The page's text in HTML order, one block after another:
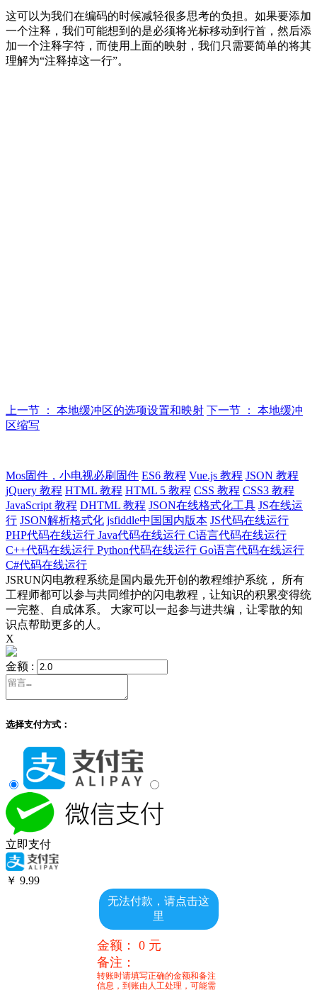
这可以为我们在编码的时候减轻很多思考的负担。如果要添加
一个注释，我们可能想到的是必须将光标移动到行首，然后添
加一个注释字符，而使用上面的映射，我们只需要简单的将其
理解为“注释掉这一行”。
上一节 ： 本地缓冲区的选项设置和映射 下一节 ： 本地缓冲
区缩写
Mos固件，小电视必刷固件 ES6 教程 Vue.js 教程 JSON 教程
jQuery 教程 HTML 教程 HTML 5 教程 CSS 教程 CSS3 教程
JavaScript 教程 DHTML 教程 JSON在线格式化工具 JS在线运
行 JSON解析格式化 jsfiddle中国国内版本 JS代码在线运行
PHP代码在线运行 Java代码在线运行 C语言代码在线运行
C++代码在线运行 Python代码在线运行 Go语言代码在线运行
C#代码在线运行
JSRUN闪电教程系统是国内最先开创的教程维护系统， 所有
工程师都可以参与共同维护的闪电教程，让知识的积累变得统
一完整、自成体系。 大家可以一起参与进共编，让零散的知
识点帮助更多的人。
X
金额 :
选择支付方式：
立即支付
￥ 9.99
无法付款，请点击这
里
金额： 0元
备注：
转账时请填写正确的金额和备注
信息，到账由人工处理，可能需